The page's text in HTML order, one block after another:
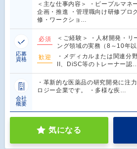
＜主な仕事内容＞ ・ピープルマネ
企画・推進 ・管理職向け研修プロ
修・ワークショ…
応募
資格
必須
＜ご経験＞ ・人材開発・リ
ング領域の実務（8～10年
歓迎
・メディカルまたは関連分
II、DiSC等のトレーナー認
会社
概要
・革新的な医薬品の研究開発に注
ロジー企業です。 ・多様な疾…
気になる